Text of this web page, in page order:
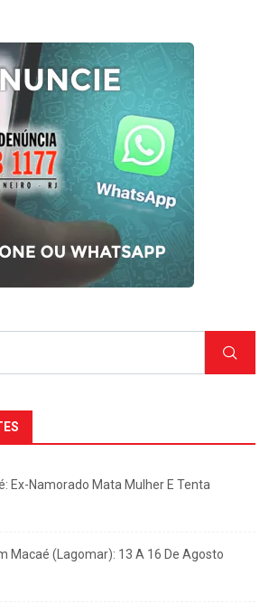
Ex-Namorado Mata Mulher E Tenta
Macaé (Lagomar): 13 A 16 De Agosto